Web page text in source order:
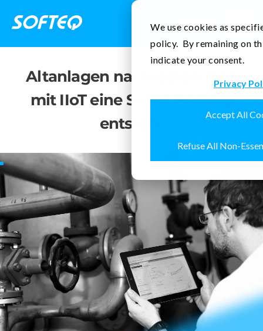
We use cookies as
policy. By remaining on
indicate your consent.
Privacy
Accept All
Refuse All Non-
Kontakt
Altanlagen nachrüsten: Wie
mit IIoT eine Smart Factory
entsteht